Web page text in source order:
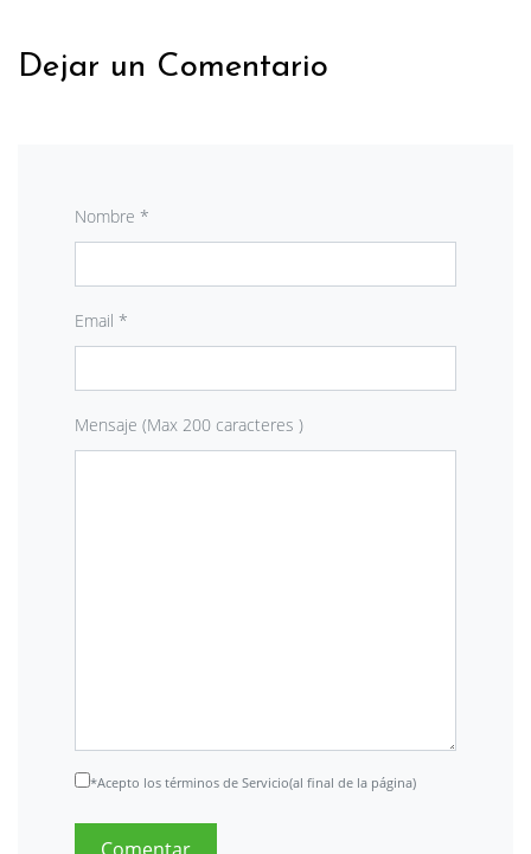
Dejar un Comentario
Nombre *
Email *
Mensaje (Max 200 caracteres )
*Acepto los términos de Servicio(al final de la página)